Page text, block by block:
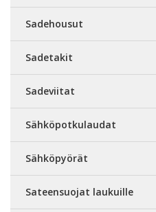
Sadehousut
Sadetakit
Sadeviitat
Sähköpotkulaudat
Sähköpyörät
Sateensuojat laukuille